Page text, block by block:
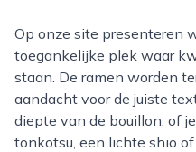
Op onze site presenteren wij takumi ramen als een
toegankelijke plek waar
staan. De ramen worden
aandacht voor de juiste
diepte van de bouillon, of
tonkotsu, een lichte shio